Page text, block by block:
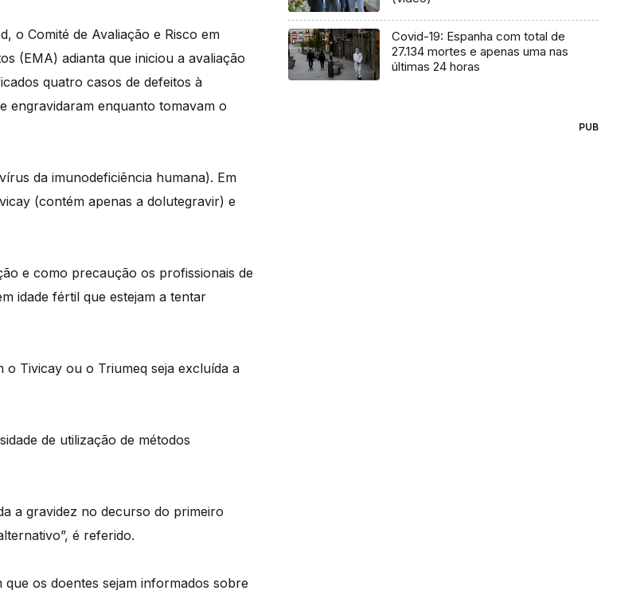
o Comité de Avaliação e Risco em
(EMA) adianta que iniciou a avaliação
quatro casos de defeitos à
engravidaram enquanto tomavam o
da imunodeficiência humana). Em
(contém apenas a dolutegravir) e
e como precaução os profissionais de
idade fértil que estejam a tentar
Tivicay ou o Triumeq seja excluída a
de utilização de métodos
a gravidez no decurso do primeiro
é referido.
os doentes sejam informados sobre
Covid-19: Espanha com total de
27.134 mortes e apenas uma nas
últimas 24 horas
PUB